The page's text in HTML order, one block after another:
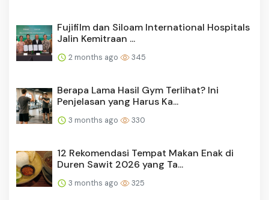
Fujifilm dan Siloam International Hospitals
Jalin Kemitraan ...
2 months ago 345
Berapa Lama Hasil Gym Terlihat? Ini
Penjelasan yang Harus Ka...
3 months ago 330
12 Rekomendasi Tempat Makan Enak di
Duren Sawit 2026 yang Ta...
3 months ago 325